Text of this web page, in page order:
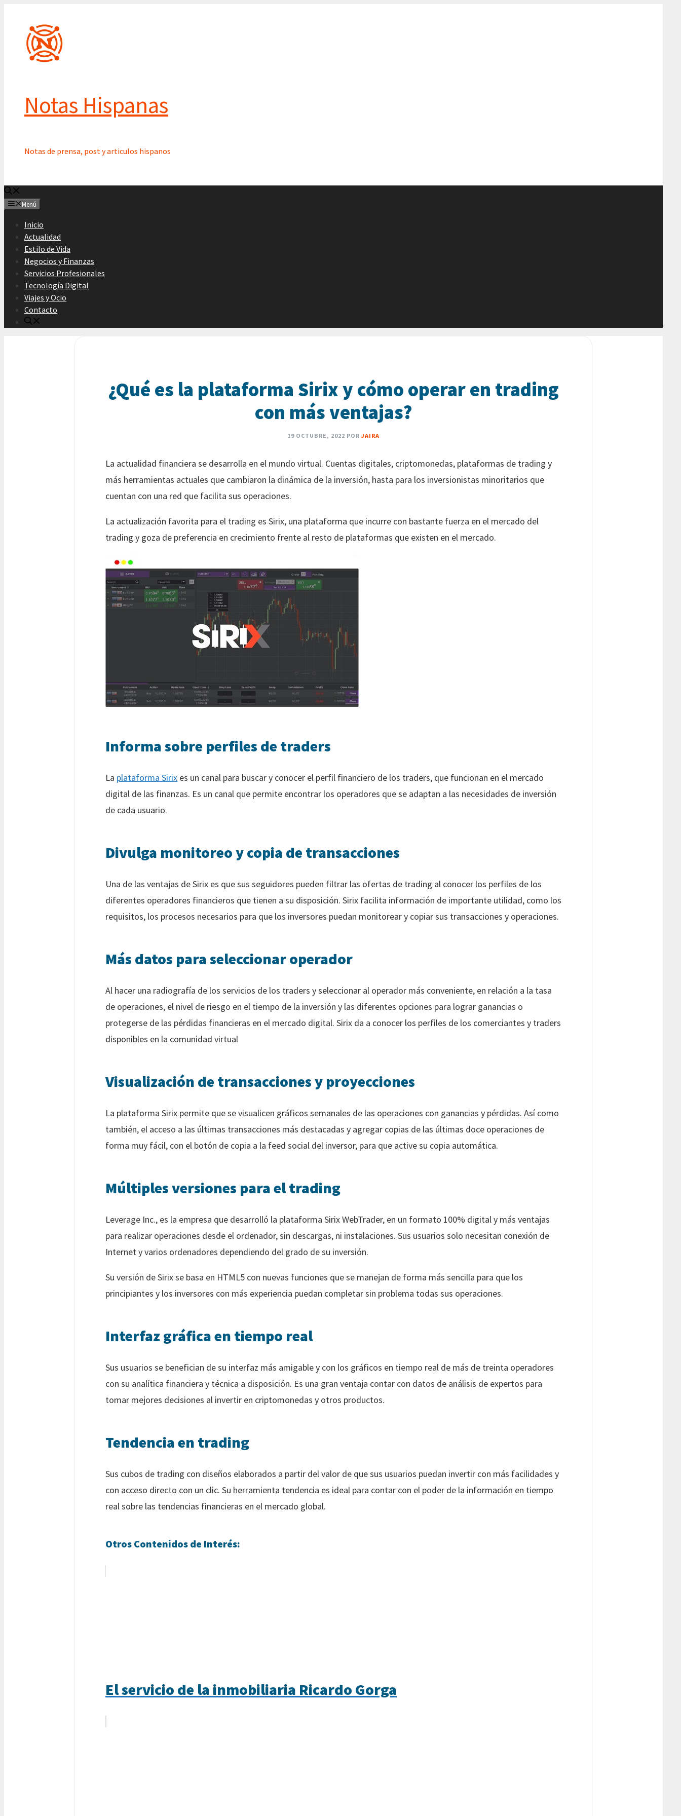
contenido
Notas Hispanas
Notas de prensa, post y articulos hispanos
Menú
Inicio
Actualidad
Estilo de Vida
Negocios y Finanzas
Servicios Profesionales
Tecnología Digital
Viajes y Ocio
Contacto
¿Qué es la plataforma Sirix y cómo operar en trading
con más ventajas?
19 OCTUBRE, 2022 POR JAIRA
La actualidad financiera se desarrolla en el mundo virtual. Cuentas digitales, criptomonedas, plataformas de trading y
más herramientas actuales que cambiaron la dinámica de la inversión, hasta para los inversionistas minoritarios que
cuentan con una red que facilita sus operaciones.
La actualización favorita para el trading es Sirix, una plataforma que incurre con bastante fuerza en el mercado del
trading y goza de preferencia en crecimiento frente al resto de plataformas que existen en el mercado.
Informa sobre perfiles de traders
La plataforma Sirix es un canal para buscar y conocer el perfil financiero de los traders, que funcionan en el mercado
digital de las finanzas. Es un canal que permite encontrar los operadores que se adaptan a las necesidades de inversión
de cada usuario.
Divulga monitoreo y copia de transacciones
Una de las ventajas de Sirix es que sus seguidores pueden filtrar las ofertas de trading al conocer los perfiles de los
diferentes operadores financieros que tienen a su disposición. Sirix facilita información de importante utilidad, como los
requisitos, los procesos necesarios para que los inversores puedan monitorear y copiar sus transacciones y operaciones.
Más datos para seleccionar operador
Al hacer una radiografía de los servicios de los traders y seleccionar al operador más conveniente, en relación a la tasa
de operaciones, el nivel de riesgo en el tiempo de la inversión y las diferentes opciones para lograr ganancias o
protegerse de las pérdidas financieras en el mercado digital. Sirix da a conocer los perfiles de los comerciantes y traders
disponibles en la comunidad virtual
Visualización de transacciones y proyecciones
La plataforma Sirix permite que se visualicen gráficos semanales de las operaciones con ganancias y pérdidas. Así como
también, el acceso a las últimas transacciones más destacadas y agregar copias de las últimas doce operaciones de
forma muy fácil, con el botón de copia a la feed social del inversor, para que active su copia automática.
Múltiples versiones para el trading
Leverage Inc., es la empresa que desarrolló la plataforma Sirix WebTrader, en un formato 100% digital y más ventajas
para realizar operaciones desde el ordenador, sin descargas, ni instalaciones. Sus usuarios solo necesitan conexión de
Internet y varios ordenadores dependiendo del grado de su inversión.
Su versión de Sirix se basa en HTML5 con nuevas funciones que se manejan de forma más sencilla para que los
principiantes y los inversores con más experiencia puedan completar sin problema todas sus operaciones.
Interfaz gráfica en tiempo real
Sus usuarios se benefician de su interfaz más amigable y con los gráficos en tiempo real de más de treinta operadores
con su analítica financiera y técnica a disposición. Es una gran ventaja contar con datos de análisis de expertos para
tomar mejores decisiones al invertir en criptomonedas y otros productos.
Tendencia en trading
Sus cubos de trading con diseños elaborados a partir del valor de que sus usuarios puedan invertir con más facilidades y
con acceso directo con un clic. Su herramienta tendencia es ideal para contar con el poder de la información en tiempo
real sobre las tendencias financieras en el mercado global.
Otros Contenidos de Interés:
El servicio de la inmobiliaria Ricardo Gorga